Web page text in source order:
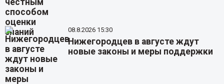
08.8.2026 15:30
Нижегородцев в августе ждут
новые законы и меры поддержки